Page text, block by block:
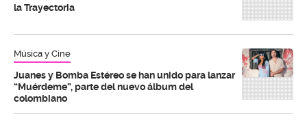
la Trayectoria
Música y Cine
Juanes y Bomba Estéreo se han unido para lanzar
“Muérdeme”, parte del nuevo álbum del
colombiano